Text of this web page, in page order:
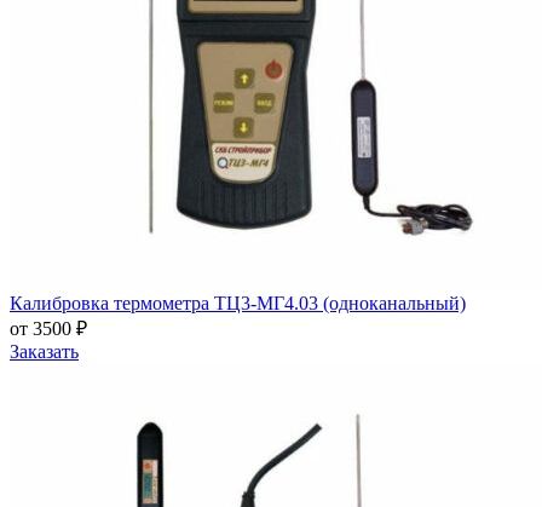
Калибровка термометра ТЦ3-МГ4.03 (одноканальный)
от 3500 ₽
Заказать